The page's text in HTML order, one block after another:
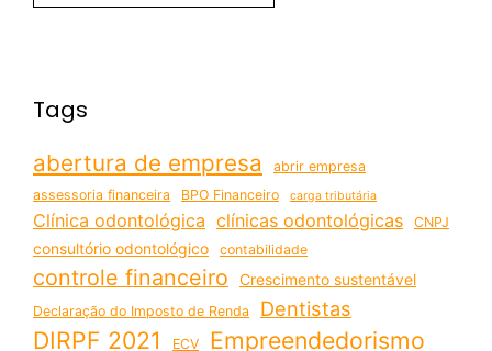
Tags
abertura de empresa
abrir empresa
assessoria financeira
BPO Financeiro carga tributária
Clínica odontológica clínicas odontológicas CNPJ
consultório odontológico contabilidade
controle financeiro Crescimento sustentável
Declaração do Imposto de Renda Dentistas
DIRPF 2021 ECV Empreendedorismo